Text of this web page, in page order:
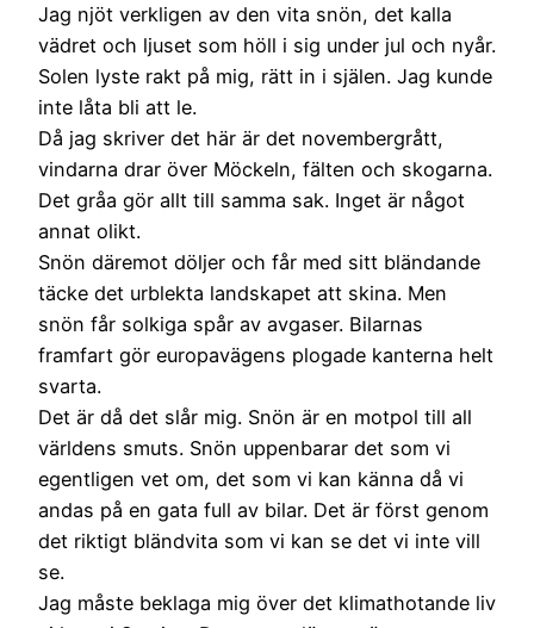
Jag njöt verkligen av den vita snön, det kalla
vädret och ljuset som höll i sig under jul och nyår.
Solen lyste rakt på mig, rätt in i själen. Jag kunde
inte låta bli att le.
Då jag skriver det här är det novembergrått,
vindarna drar över Möckeln, fälten och skogarna.
Det gråa gör allt till samma sak. Inget är något
annat olikt.
Snön däremot döljer och får med sitt bländande
täcke det urblekta landskapet att skina. Men
snön får solkiga spår av avgaser. Bilarnas
framfart gör europavägens plogade kanterna helt
svarta.
Det är då det slår mig. Snön är en motpol till all
världens smuts. Snön uppenbarar det som vi
egentligen vet om, det som vi kan känna då vi
andas på en gata full av bilar. Det är först genom
det riktigt bländvita som vi kan se det vi inte vill
se.
Jag måste beklaga mig över det klimathotande liv